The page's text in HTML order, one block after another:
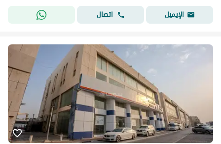
الإيميل
اتصال